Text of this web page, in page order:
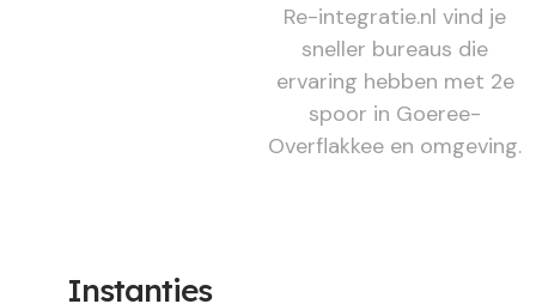
Re-integratie.nl vind je
sneller bureaus die
ervaring hebben met 2e
spoor in Goeree-
Overflakkee en omgeving.
Instanties